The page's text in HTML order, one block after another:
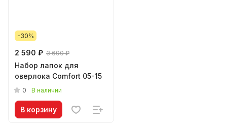
-30%
2 590 ₽ 3 690 ₽
Набор лапок для
оверлока Comfort 05-15
0 В наличии
В корзину